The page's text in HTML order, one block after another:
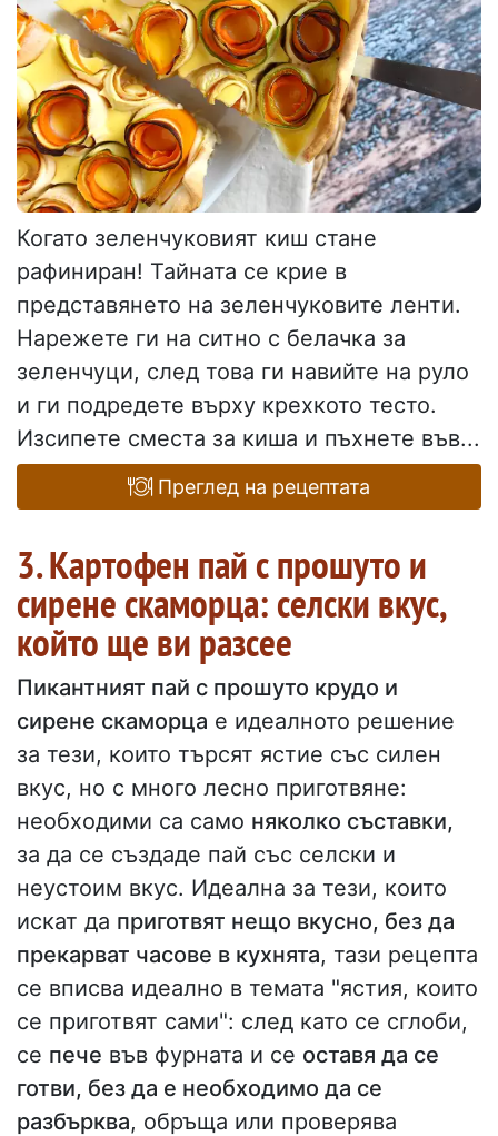
Когато зеленчуковият киш стане
рафиниран! Тайната се крие в
представянето на зеленчуковите ленти.
Нарежете ги на ситно с белачка за
зеленчуци, след това ги навийте на руло
и ги подредете върху крехкото тесто.
Изсипете сместа за киша и пъхнете във...
Преглед на рецептата
3. Картофен пай с прошуто и
сирене скаморца: селски вкус,
който ще ви разсее
Пикантният пай с прошуто крудо и
сирене скаморца е идеалното решение
за тези, които търсят ястие със силен
вкус, но с много лесно приготвяне:
необходими са само няколко съставки,
за да се създаде пай със селски и
неустоим вкус. Идеална за тези, които
искат да приготвят нещо вкусно, без да
прекарват часове в кухнята, тази рецепта
се вписва идеално в темата "ястия, които
се приготвят сами": след като се сглоби,
се пече във фурната и се оставя да се
готви, без да е необходимо да се
разбърква, обръща или проверява